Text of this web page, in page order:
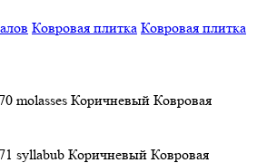
Ковровая плитка Ковровая плитка